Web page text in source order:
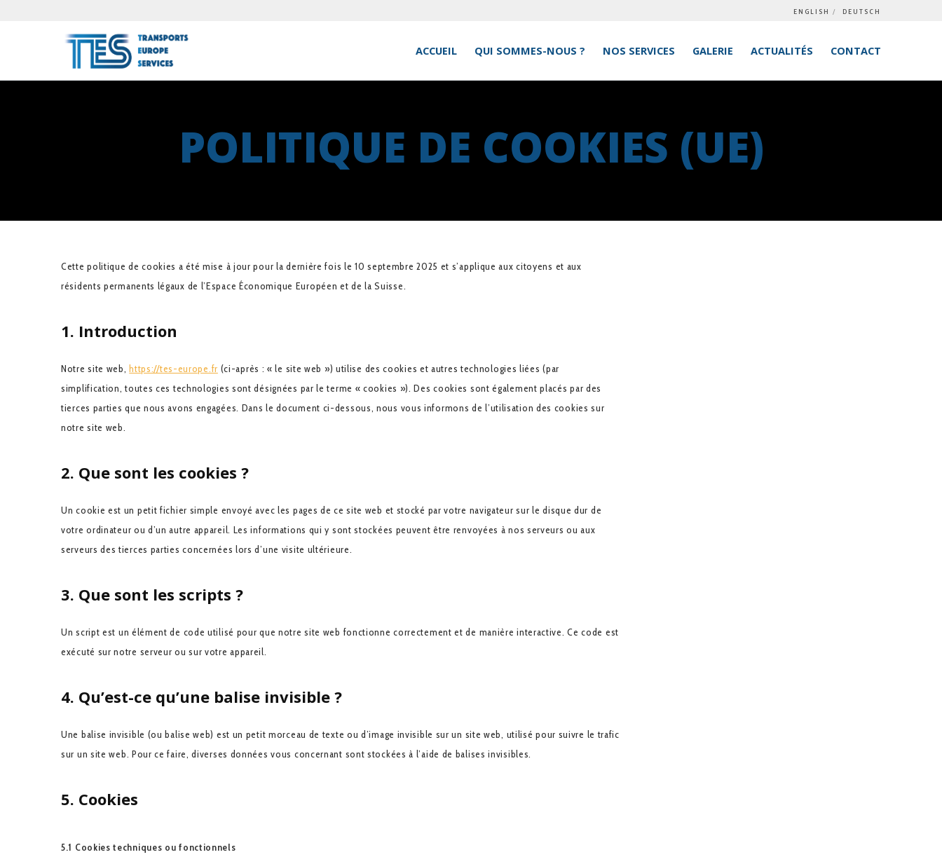
ENGLISH DEUTSCH
ACCUEIL QUI SOMMES-NOUS ? NOS SERVICES GALERIE ACTUALITÉS CONTACT
POLITIQUE DE COOKIES (UE)
Cette politique de cookies a été mise à jour pour la dernière fois le 10 septembre 2025 et s’applique aux citoyens et aux
résidents permanents légaux de l’Espace Économique Européen et de la Suisse.
1. Introduction
Notre site web,https://tes-europe.fr (ci-après : « le site web ») utilise des cookies et autres technologies liées (par
simplification, toutes ces technologies sont désignées par le terme « cookies »). Des cookies sont également placés par des
tierces parties que nous avons engagées. Dans le document ci-dessous, nous vous informons de l’utilisation des cookies sur
notre site web.
2. Que sont les cookies ?
Un cookie est un petit fichier simple envoyé avec les pages de ce site web et stocké par votre navigateur sur le disque dur de
votre ordinateur ou d’un autre appareil. Les informations qui y sont stockées peuvent être renvoyées à nos serveurs ou aux
serveurs des tierces parties concernées lors d’une visite ultérieure.
3. Que sont les scripts ?
Un script est un élément de code utilisé pour que notre site web fonctionne correctement et de manière interactive. Ce code est
exécuté sur notre serveur ou sur votre appareil.
4. Qu’est-ce qu’une balise invisible ?
Une balise invisible (ou balise web) est un petit morceau de texte ou d’image invisible sur un site web, utilisé pour suivre le trafic
sur un site web. Pour ce faire, diverses données vous concernant sont stockées à l’aide de balises invisibles.
5. Cookies
5.1 Cookies techniques ou fonctionnels